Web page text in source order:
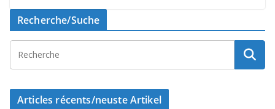
Recherche/Suche
Articles récents/neuste Artikel